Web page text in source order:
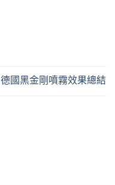
德國黑金剛噴霧效果總結